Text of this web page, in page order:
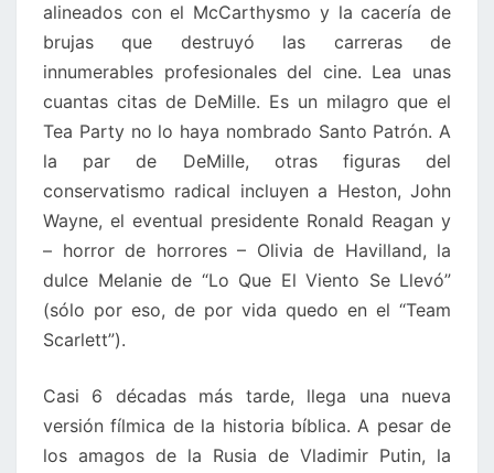
alineados con el McCarthysmo y la cacería de
brujas que destruyó las carreras de
innumerables profesionales del cine. Lea unas
cuantas citas de DeMille. Es un milagro que el
Tea Party no lo haya nombrado Santo Patrón. A
la par de DeMille, otras figuras del
conservatismo radical incluyen a Heston, John
Wayne, el eventual presidente Ronald Reagan y
– horror de horrores – Olivia de Havilland, la
dulce Melanie de “Lo Que El Viento Se Llevó”
(sólo por eso, de por vida quedo en el “Team
Scarlett”).
Casi 6 décadas más tarde, llega una nueva
versión fílmica de la historia bíblica. A pesar de
los amagos de la Rusia de Vladimir Putin, la